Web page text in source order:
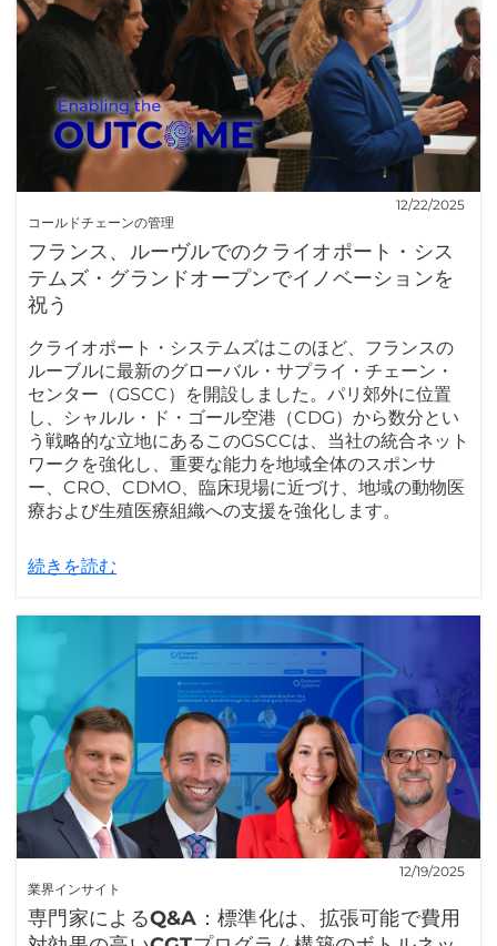
コールドチェーンの管理
12/22/2025
フランス、ルーヴルでのクライオポート・シス
テムズ・グランドオープンでイノベーションを
祝う
クライオポート・システムズはこのほど、フランスの
ルーブルに最新のグローバル・サプライ・チェーン・
センター（GSCC）を開設しました。パリ郊外に位置
し、シャルル・ド・ゴール空港（CDG）から数分とい
う戦略的な立地にあるこのGSCCは、当社の統合ネット
ワークを強化し、重要な能力を地域全体のスポンサ
ー、CRO、CDMO、臨床現場に近づけ、地域の動物医
療および生殖医療組織への支援を強化します。
続きを読む
業界インサイト
12/19/2025
専門家によるQ&A：標準化は、拡張可能で費用